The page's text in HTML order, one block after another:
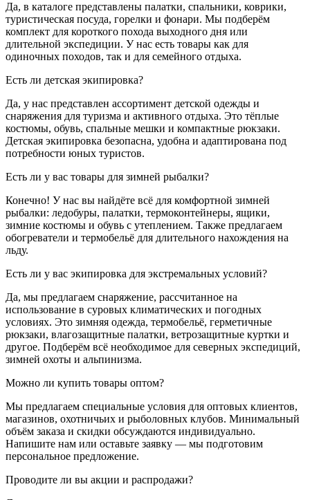
Да, в каталоге представлены палатки, спальники, коврики,
туристическая посуда, горелки и фонари. Мы подберём
комплект для короткого похода выходного дня или
длительной экспедиции. У нас есть товары как для
одиночных походов, так и для семейного отдыха.
Есть ли детская экипировка?
Да, у нас представлен ассортимент детской одежды и
снаряжения для туризма и активного отдыха. Это тёплые
костюмы, обувь, спальные мешки и компактные рюкзаки.
Детская экипировка безопасна, удобна и адаптирована под
потребности юных туристов.
Есть ли у вас товары для зимней рыбалки?
Конечно! У нас вы найдёте всё для комфортной зимней
рыбалки: ледобуры, палатки, термоконтейнеры, ящики,
зимние костюмы и обувь с утеплением. Также предлагаем
обогреватели и термобельё для длительного нахождения на
льду.
Есть ли у вас экипировка для экстремальных условий?
Да, мы предлагаем снаряжение, рассчитанное на
использование в суровых климатических и погодных
условиях. Это зимняя одежда, термобельё, герметичные
рюкзаки, влагозащитные палатки, ветрозащитные куртки и
другое. Подберём всё необходимое для северных экспедиций,
зимней охоты и альпинизма.
Можно ли купить товары оптом?
Мы предлагаем специальные условия для оптовых клиентов,
магазинов, охотничьих и рыболовных клубов. Минимальный
объём заказа и скидки обсуждаются индивидуально.
Напишите нам или оставьте заявку — мы подготовим
персональное предложение.
Проводите ли вы акции и распродажи?